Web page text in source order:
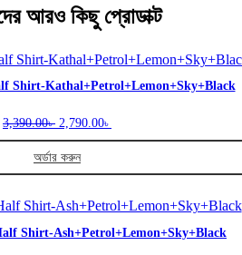
আরও কিছু প্রোডাক্ট
Shirt-Kathal+Petrol+Lemon+Sky+Black
3,390.00৳ Original
price
was:
3,390.00৳ .
2,790.00৳
price
2,790.00৳ .
অর্ডার করুন
product
has
multiple
Shirt-Ash+Petrol+Lemon+Sky+Black